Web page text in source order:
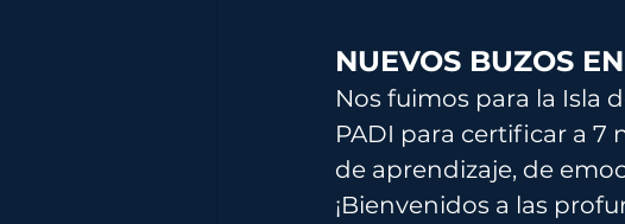
NUEVOS BUZOS
Nos fuimos para la Isla
PADI para certificar a 7
de aprendizaje, de
¡Bienvenidos a las